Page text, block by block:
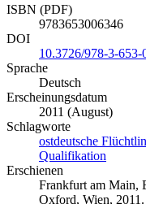
ISBN (PDF)
9783653006346
DOI
10.3726/978-3-653-
Sprache
Deutsch
Erscheinungsdatum
2011 (August)
Schlagworte
ostdeutsche
Qualifikation
Erschienen
Frankfurt am Main,
Oxford, Wien,